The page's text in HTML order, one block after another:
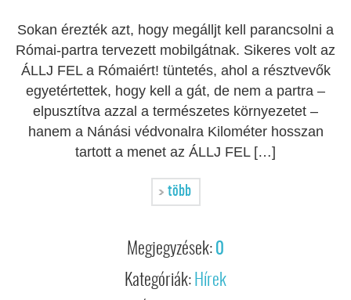
Sokan érezték azt, hogy megálljt kell parancsolni a
Római-partra tervezett mobilgátnak. Sikeres volt az
ÁLLJ FEL a Rómaiért! tüntetés, ahol a résztvevők
egyetértettek, hogy kell a gát, de nem a partra –
elpusztítva azzal a természetes környezetet –
hanem a Nánási védvonalra Kilométer hosszan
tartott a menet az ÁLLJ FEL […]
több
Megjegyzések: 0
Kategóriák: Hírek